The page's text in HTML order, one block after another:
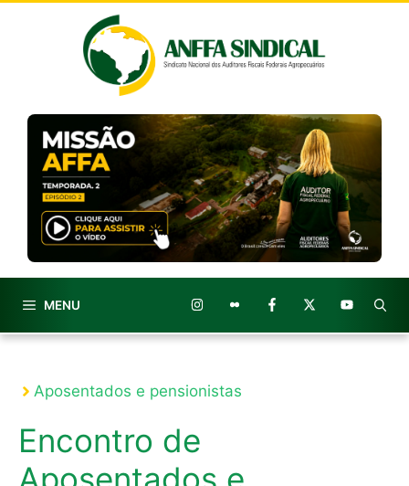
MENU
Aposentados e pensionistas
Encontro de